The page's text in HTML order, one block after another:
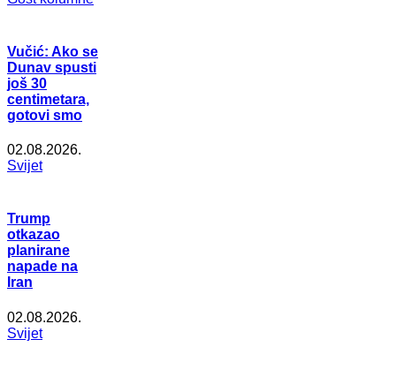
Vučić: Ako se
Dunav spusti
još 30
centimetara,
gotovi smo
02.08.2026.
Svijet
Trump
otkazao
planirane
napade na
Iran
02.08.2026.
Svijet